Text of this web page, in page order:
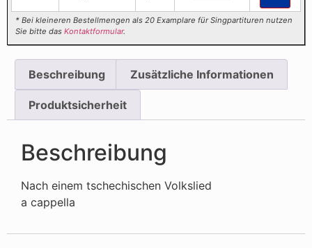
* Bei kleineren Bestellmengen als 20 Examplare für Singpartituren nutzen
Sie bitte dasKontaktformular.
Beschreibung Zusätzliche Informationen
Produktsicherheit
Beschreibung
Nach einem tschechischen Volkslied
a cappella